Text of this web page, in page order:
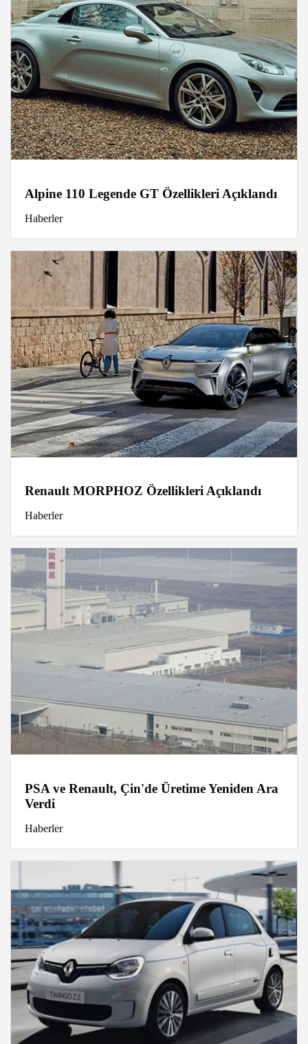
Alpine 110 Legende GT Özellikleri Açıklandı
Haberler
Renault MORPHOZ Özellikleri Açıklandı
Haberler
PSA ve Renault, Çin'de Üretime Yeniden Ara
Verdi
Haberler